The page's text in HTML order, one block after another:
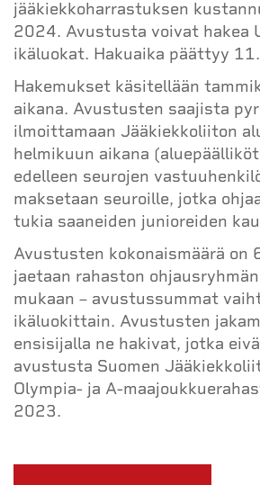
jääkiekkoharrastuksen
2024. Avustusta voivat hakea
ikäluokat. Hakuaika päättyy
Hakemukset käsitellään
aikana. Avustusten saajista
ilmoittamaan Jääkiekkoliiton
helmikuun aikana
edelleen seurojen
maksetaan seuroille, jotka
tukia saaneiden junioreiden
Avustusten kokonaismäärä on
jaetaan rahaston
mukaan – avustussummat
ikäluokittain. Avustusten
ensisijalla ne hakivat, jotka
avustusta Suomen
Olympia- ja A-
2023.